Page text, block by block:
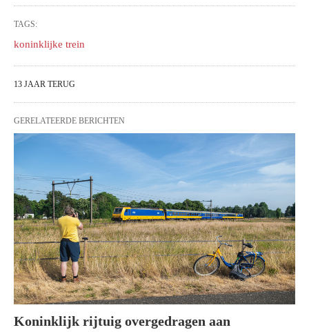
TAGS:
koninklijke trein
13 JAAR TERUG
GERELATEERDE BERICHTEN
Koninklijk rijtuig overgedragen aan